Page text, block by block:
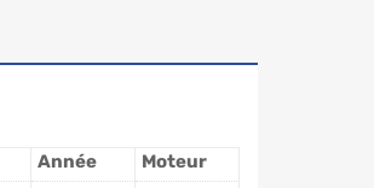
Année Moteur